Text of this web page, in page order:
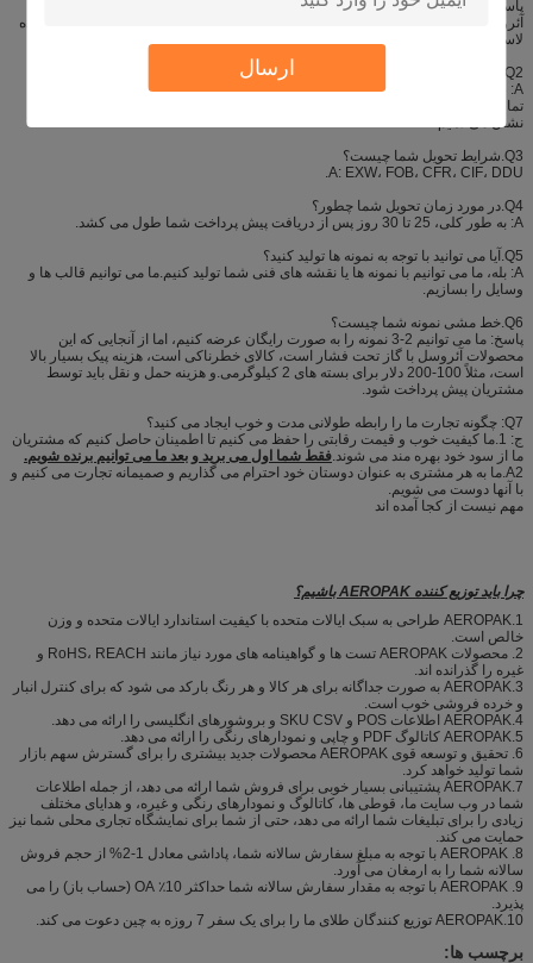
ارسال
آئروسل، به ویژه در محصولات مراقبت از خودرو، رنگ اسپری Aeropak، سیلر و بادکننده
لاستیک، گردگیر هوا، چسب اسپری و غیره است.
Q2.شرایط پرداخت شما چیست؟
A: شرایط پرداخت با توجه به مقدار سفارش و سیاست نمایندگی متفاوت است، پس از
تماس قابل مذاکره است.عکس های محصولات و بسته ها را قبل از بارگیری کالا به شما
نشان می دهیم.
Q3.شرایط تحویل شما چیست؟
A: EXW، FOB، CFR، CIF، DDU.
Q4.در مورد زمان تحویل شما چطور؟
A: به طور کلی، 25 تا 30 روز پس از دریافت پیش پرداخت شما طول می کشد.
Q5.آیا می توانید با توجه به نمونه ها تولید کنید؟
A: بله، ما می توانیم با نمونه ها یا نقشه های فنی شما تولید کنیم.ما می توانیم قالب ها و
وسایل را بسازیم.
Q6.خط مشی نمونه شما چیست؟
پاسخ: ما می توانیم 2-3 نمونه را به صورت رایگان عرضه کنیم، اما از آنجایی که این
محصولات آئروسل با گاز تحت فشار است، کالای خطرناکی است، هزینه پیک بسیار بالا
است، مثلاً 100-200 دلار برای بسته های 2 کیلوگرمی.و هزینه حمل و نقل باید توسط
مشتریان پیش پرداخت شود.
Q7: چگونه تجارت ما را رابطه طولانی مدت و خوب ایجاد می کنید؟
ج: 1.ما کیفیت خوب و قیمت رقابتی را حفظ می کنیم تا اطمینان حاصل کنیم که مشتریان
ما از سود خود بهره مند می شوند.فقط شما اول می برید و بعد ما می توانیم برنده شویم.
A2.ما به هر مشتری به عنوان دوستان خود احترام می گذاریم و صمیمانه تجارت می کنیم و
با آنها دوست می شویم.
مهم نیست از کجا آمده اند
چرا باید توزیع کننده AEROPAK باشیم؟
1.AEROPAK طراحی به سبک ایالات متحده با کیفیت استاندارد ایالات متحده و وزن
خالص است.
2. محصولات AEROPAK تست ها و گواهینامه های مورد نیاز مانند RoHS، REACH و
غیره را گذرانده اند.
3.AEROPAK به صورت جداگانه برای هر کالا و هر رنگ بارکد می شود که برای کنترل انبار
و خرده فروشی خوب است.
4.AEROPAK اطلاعات POS و SKU CSV و بروشورهای انگلیسی را ارائه می دهد.
5.AEROPAK کاتالوگ PDF و چاپی و نمودارهای رنگی را ارائه می دهد.
6. تحقیق و توسعه قوی AEROPAK محصولات جدید بیشتری را برای گسترش سهم بازار
شما تولید خواهد کرد.
7.AEROPAK پشتیبانی بسیار خوبی برای فروش شما ارائه می دهد، از جمله اطلاعات
شما در وب سایت ما، قوطی ها، کاتالوگ و نمودارهای رنگی و غیره، و هدایای مختلف
زیادی را برای تبلیغات شما ارائه می دهد، حتی از شما برای نمایشگاه تجاری محلی شما نیز
حمایت می کند.
8. AEROPAK با توجه به مبلغ سفارش سالانه شما، پاداشی معادل 1-2% از حجم فروش
سالانه شما را به ارمغان می آورد.
9. AEROPAK با توجه به مقدار سفارش سالانه شما حداکثر 10٪ OA (حساب باز) را می
پذیرد.
10.AEROPAK توزیع کنندگان طلای ما را برای یک سفر 7 روزه به چین دعوت می کند.
برچسب ها: